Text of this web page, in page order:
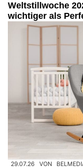
Weltstillwoche
wichtiger als
29.07.26 VON